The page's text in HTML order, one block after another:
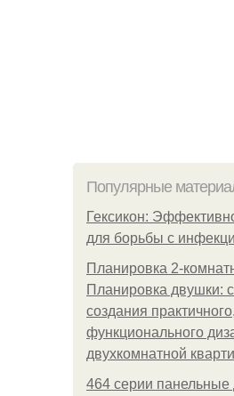
Популярные
Гексикон:
для борьбы с
Планировка 2-
Планировка двушки:
создания
функционального
двухкомнатной
464 серии